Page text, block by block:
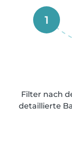
1
Filter nach
detaillierte